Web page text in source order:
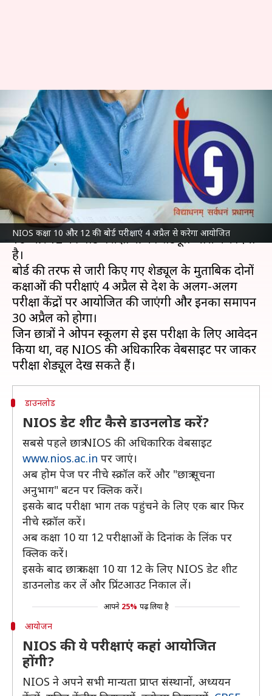
NIOS कक्षा 10 और 12 की बोर्ड परीक्षाएं 4 अप्रैल से करेगा आयोजित
NIOS ने कक्षा 10 और 12 की बोर्ड
परीक्षाओं का शेड्यूल किया जारी, ऐसे
करें डाउनलोड
लेखन तौसीफ Mar 02, 2022 05:30 pm
क्या है खबर?
नेशनल इंस्टीट्यूट ऑफ ओपन स्कूलिंग (NIOS)ने कक्षा
10 और 12 की बोर्ड परीक्षाओं का शेड्यूल जारी कर दिया
है।
बोर्ड की तरफ से जारी किए गए शेड्यूल के मुताबिक दोनों
कक्षाओं की परीक्षाएं 4 अप्रैल से देश के अलग-अलग
परीक्षा केंद्रों पर आयोजित की जाएंगी और इनका समापन
30 अप्रैल को होगा।
जिन छात्रों ने ओपन स्कूलिंग से इस परीक्षा के लिए आवेदन
किया था, वह NIOS की अधिकारिक वेबसाइट पर जाकर
डाउनलोड
NIOS डेट शीट कैसे डाउनलोड करें?
सबसे पहले छात्र NIOS की अधिकारिक वेबसाइट
www.nios.ac.in पर जाएं।
अब होम पेज पर नीचे स्क्रॉल करें और "छात्र सूचना
अनुभाग" बटन पर क्लिक करें।
इसके बाद परीक्षा भाग तक पहुंचने के लिए एक बार फिर
नीचे स्क्रॉल करें।
अब कक्षा 10 या 12 परीक्षाओं के दिनांक के लिंक पर
क्लिक करें।
इसके बाद छात्र कक्षा 10 या 12 के लिए NIOS डेट शीट
डाउनलोड कर लें और प्रिंटआउट निकाल लें।
आपने 25% पढ़ लिया है
आयोजन
NIOS की ये परीक्षाएं कहां आयोजित
होंगी?
NIOS ने अपने सभी मान्यता प्राप्त संस्थानों, अध्ययन